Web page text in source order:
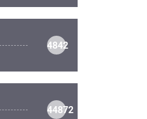
4842
44872